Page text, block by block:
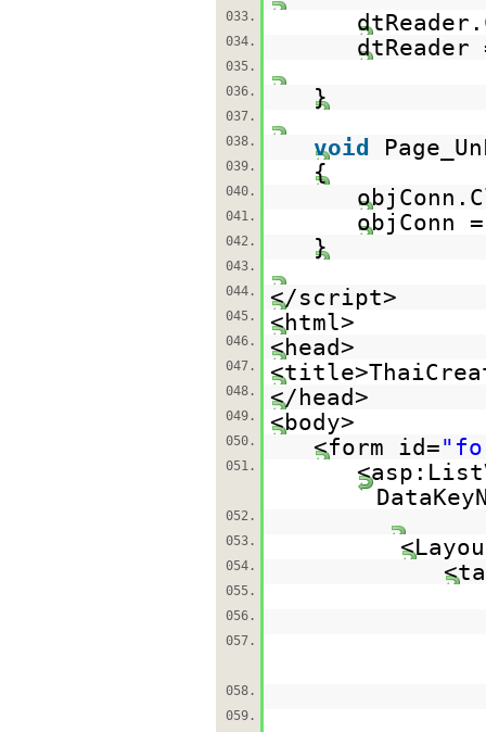
033.
034.
035.
036.
}
037.
038.
void
039. {
040.
041. objConn
042. }
043.
044.
</script>
045. <html>
046. <head>
047.
048. </head>
049. <body>
050. <form id=
051.
052.
053.
054.
055.
056.
057.
058.
059.